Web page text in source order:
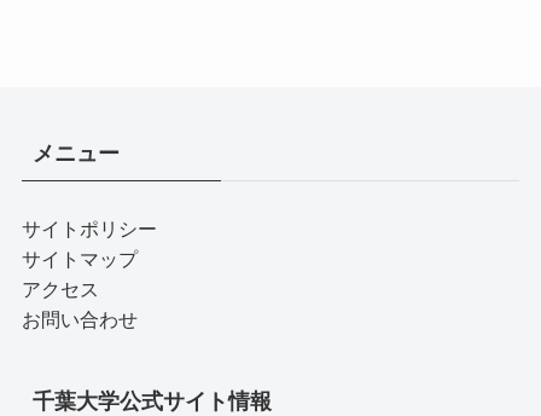
メニュー
サイトポリシー
サイトマップ
アクセス
お問い合わせ
千葉大学公式サイト情報